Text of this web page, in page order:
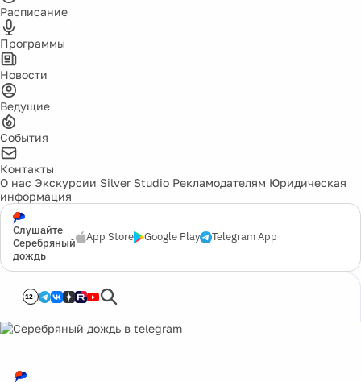
Расписание
Программы
Новости
Ведущие
События
Контакты
О нас Экскурсии Silver Studio Рекламодателям Юридическая
информация
Слушайте
Серебряный
дождь
App Store Google Play Telegram App
12+